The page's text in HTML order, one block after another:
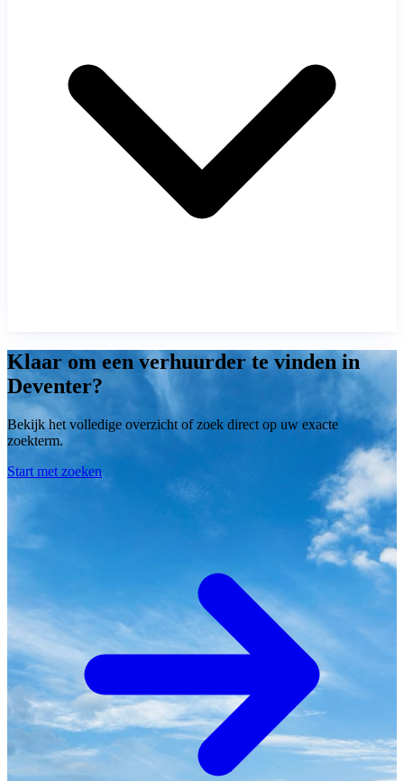
Klaar om een verhuurder te vinden in
Deventer?
Bekijk het volledige overzicht of zoek direct op uw exacte
zoekterm.
Start met zoeken